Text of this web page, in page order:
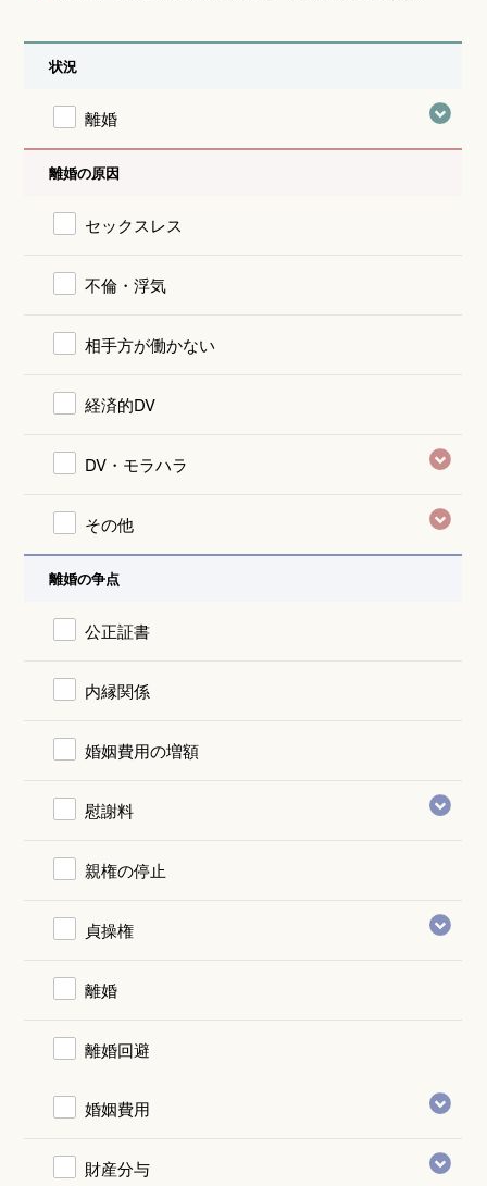
状況
離婚
離婚の原因
セックスレス
不倫・浮気
相手方が働かない
経済的DV
DV・モラハラ
その他
離婚の争点
公正証書
内縁関係
婚姻費用の増額
慰謝料
親権の停止
貞操権
離婚
離婚回避
婚姻費用
財産分与